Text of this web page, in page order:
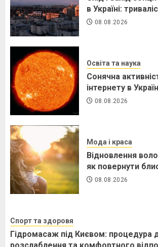
в Україні:
08.08.2026
Освіта та наука
Сонячна
інтернету в
08.08.2026
Мода і краса
Відновлення
як повернути
08.08.2026
Спорт та здоровя
Гідромасаж під Києвом: процедура
розслаблення та комфортного